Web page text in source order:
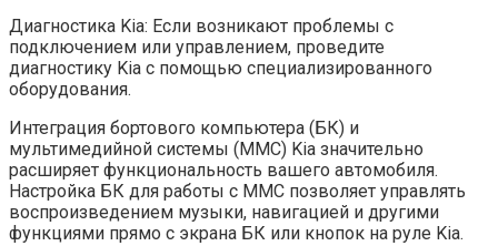
Диагностика Kia: Если возникают проблемы с
подключением или управлением, проведите
диагностику Kia с помощью специализированного
оборудования.
Интеграция бортового компьютера (БК) и
мультимедийной системы (ММС) Kia значительно
расширяет функциональность вашего автомобиля.
Настройка БК для работы с ММС позволяет управлять
воспроизведением музыки, навигацией и другими
функциями прямо с экрана БК или кнопок на руле Kia.